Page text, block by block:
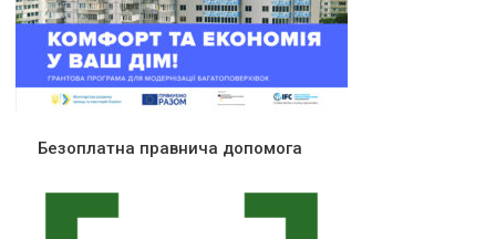
Безоплатна правнича допомога